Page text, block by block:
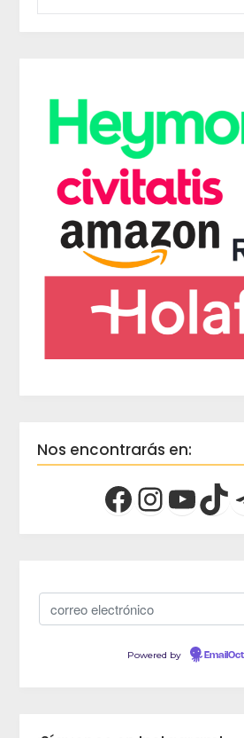
Nos encontrarás en:
Powered by